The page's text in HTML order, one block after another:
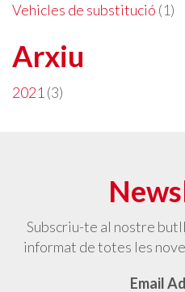
Vehicles de substitució (1)
Arxiu
2021 (3)
Subscriu-te al nostre
informat de totes les
Email